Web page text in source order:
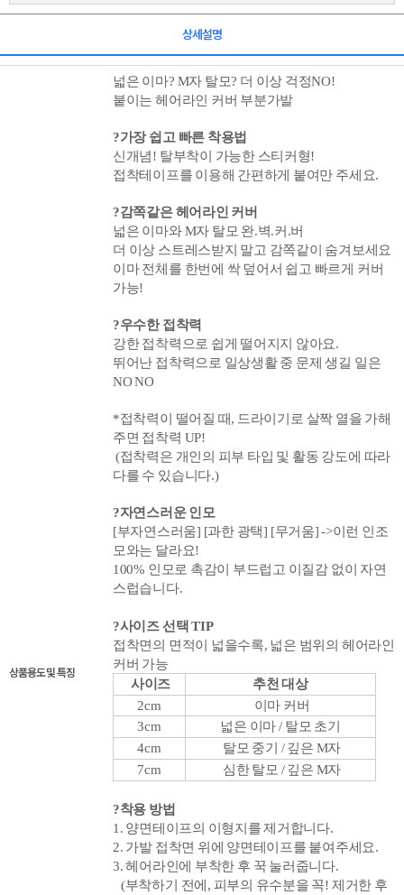
상세설명
상품용도 및 특징
넓은 이마? M자 탈모? 더 이상 걱정NO!
붙이는 헤어라인 커버 부분가발
?가장 쉽고 빠른 착용법
신개념! 탈부착이 가능한 스티커형!
접착테이프를 이용해 간편하게 붙여만 주세요.
?감쪽같은 헤어라인 커버
넓은 이마와 M자 탈모 완.벽.커.버
더 이상 스트레스받지 말고 감쪽같이 숨겨보세요
이마 전체를 한번에 싹 덮어서 쉽고 빠르게 커버
가능!
?우수한 접착력
강한 접착력으로 쉽게 떨어지지 않아요.
뛰어난 접착력으로 일상생활 중 문제 생길 일은
NO NO
*접착력이 떨어질 때, 드라이기로 살짝 열을 가해
주면 접착력 UP!
(접착력은 개인의 피부 타입 및 활동 강도에 따라
다를 수 있습니다.)
?자연스러운 인모
[부자연스러움] [과한 광택] [무거움]->이런 인조
모와는 달라요!
100% 인모로 촉감이 부드럽고 이질감 없이 자연
스럽습니다.
?사이즈 선택 TIP
접착면의 면적이 넓을수록, 넓은 범위의 헤어라인
커버 가능
사이즈
추천 대상
2cm
이마 커버
3cm
넓은 이마 / 탈모 초기
4cm
탈모 중기 / 깊은 M자
7cm
심한 탈모 / 깊은 M자
?착용 방법
1. 양면테이프의 이형지를 제거합니다.
2. 가발 접착면 위에 양면테이프를 붙여주세요.
3. 헤어라인에 부착한 후 꾹 눌러줍니다.
(부착하기 전에, 피부의 유수분을 꼭! 제거한 후